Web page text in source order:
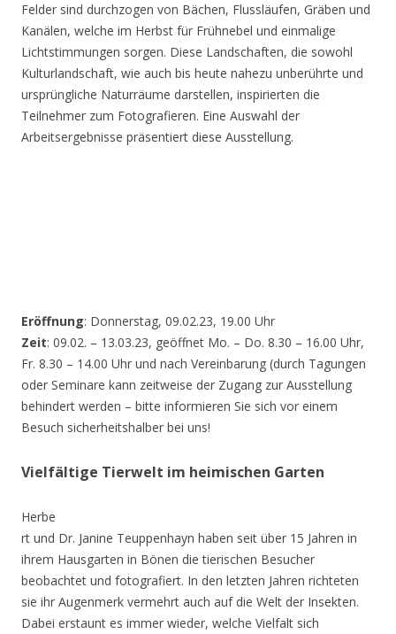
Felder sind durchzogen von Bächen, Flussläufen, Gräben und
Kanälen, welche im Herbst für Frühnebel und einmalige
Lichtstimmungen sorgen. Diese Landschaften, die sowohl
Kulturlandschaft, wie auch bis heute nahezu unberührte und
ursprüngliche Naturräume darstellen, inspirierten die
Teilnehmer zum Fotografieren. Eine Auswahl der
Arbeitsergebnisse präsentiert diese Ausstellung.
Eröffnung: Donnerstag, 09.02.23, 19.00 Uhr
Zeit: 09.02. – 13.03.23, geöffnet Mo. – Do. 8.30 – 16.00 Uhr,
Fr. 8.30 – 14.00 Uhr und nach Vereinbarung (durch Tagungen
oder Seminare kann zeitweise der Zugang zur Ausstellung
behindert werden – bitte informieren Sie sich vor einem
Besuch sicherheitshalber bei uns!
Vielfältige Tierwelt im heimischen Garten
Herbe
rt und Dr. Janine Teuppenhayn haben seit über 15 Jahren in
ihrem Hausgarten in Bönen die tierischen Besucher
beobachtet und fotografiert. In den letzten Jahren richteten
sie ihr Augenmerk vermehrt auch auf die Welt der Insekten.
Dabei erstaunt es immer wieder, welche Vielfalt sich